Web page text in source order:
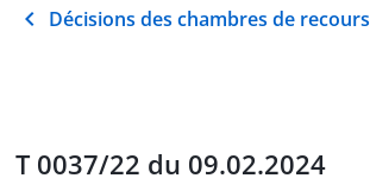
Décisions des chambres de recours
T 0037/22 du 09.02.2024